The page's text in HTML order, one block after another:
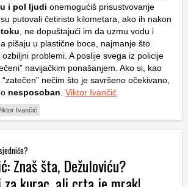
i pol ljudi onemogućiš prisustvovanje
putovali četiristo kilometara, ako ih nakon
, ne dopuštajući im da uzmu vodu i
pišaju u plastične boce, najmanje što
problemi. A poslije svega iz policije
navijačkim ponašanjem. Ako si, kao
nečim što je savršeno očekivano,
nesposoban Viktor Ivančić
Ivančić
Znaš šta, Dežuloviću?